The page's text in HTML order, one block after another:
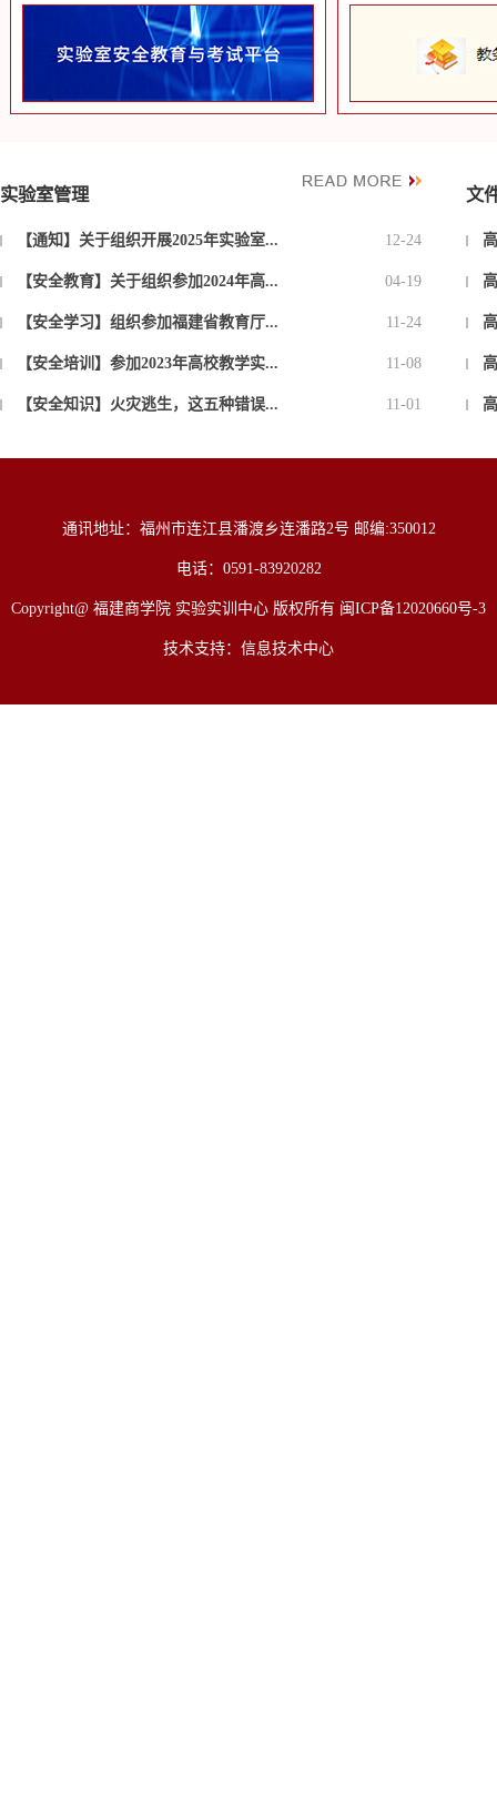
实验室管理
【通知】关于组织开展2025年实验室... 12-24
【安全教育】关于组织参加2024年高... 04-19
【安全学习】组织参加福建省教育厅... 11-24
【安全培训】参加2023年高校教学实... 11-08
【安全知识】火灾逃生，这五种错误... 11-01
文
通讯地址：福州市连江县潘渡乡连潘路2号 邮编:350012
电话：0591-83920282
Copyright@ 福建商学院 实验实训中心 版权所有 闽ICP备12020660号-3
技术支持：信息技术中心